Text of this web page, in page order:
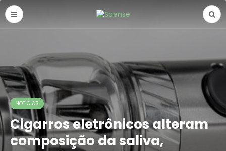
NOTÍCIAS
Cigarros eletrônicos alteram
composição da saliva,